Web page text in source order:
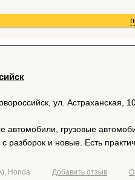
ул. Астраханская,
автомобили, грузовые
разборок и новые. Есть
Honda Добавить отзыв